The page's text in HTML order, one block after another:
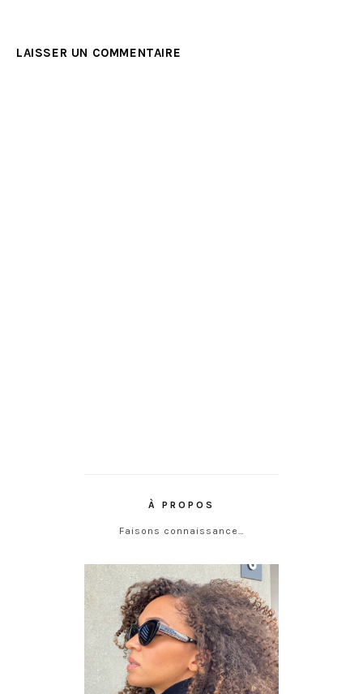
LAISSER UN COMMENTAIRE
À PROPOS
Faisons connaissance…